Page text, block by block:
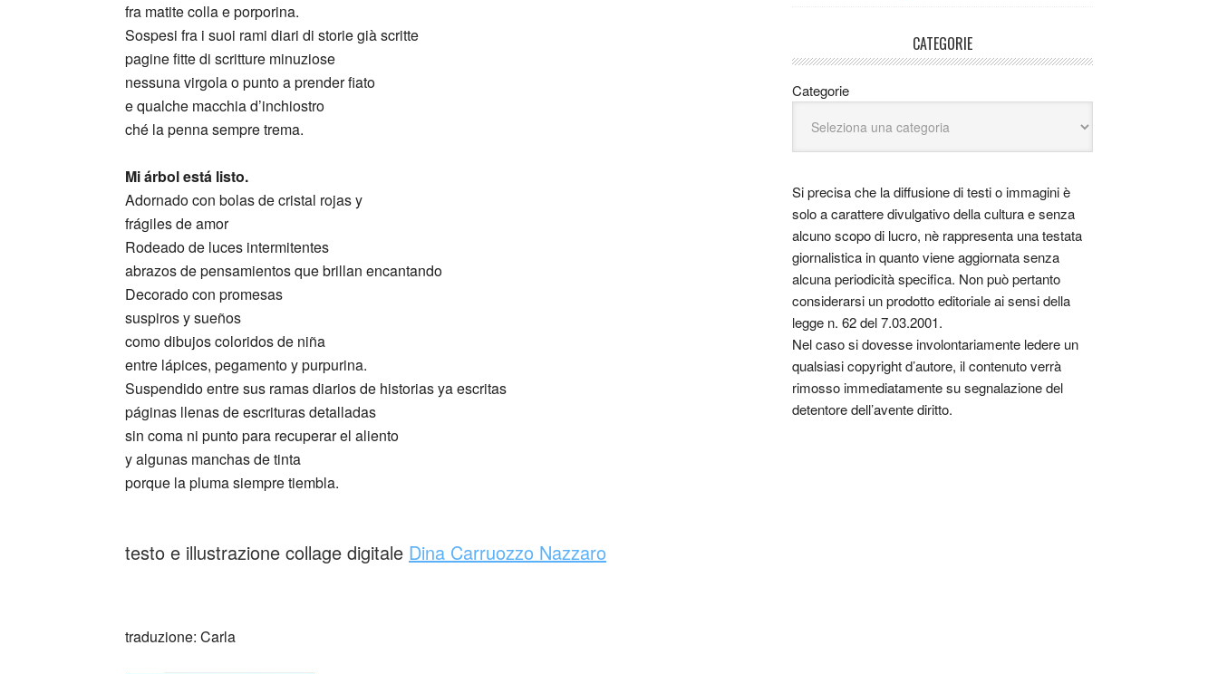
fra matite colla e porporina.
Sospesi fra i suoi rami diari di storie già scritte
pagine fitte di scritture minuziose
nessuna virgola o punto a prender fiato
e qualche macchia d’inchiostro
ché la penna sempre trema.
Mi árbol está listo.
Adornado con bolas de cristal rojas y
frágiles de amor
Rodeado de luces intermitentes
abrazos de pensamientos que brillan encantando
Decorado con promesas
suspiros y sueños
como dibujos coloridos de niña
entre lápices, pegamento y purpurina.
Suspendido entre sus ramas diarios de historias ya escritas
páginas llenas de escrituras detalladas
sin coma ni punto para recuperar el aliento
y algunas manchas de tinta
porque la pluma siempre tiembla.
testo e illustrazione collage digitale Dina Carruozzo Nazzaro
traduzione: Carla
CATEGORIE
Categorie
Si precisa che la diffusione di testi o immagini è
solo a carattere divulgativo della cultura e senza
alcuno scopo di lucro, nè rappresenta una testata
giornalistica in quanto viene aggiornata senza
alcuna periodicità specifica. Non può pertanto
considerarsi un prodotto editoriale ai sensi della
legge n. 62 del 7.03.2001.
Nel caso si dovesse involontariamente ledere un
qualsiasi copyright d’autore, il contenuto verrà
rimosso immediatamente su segnalazione del
detentore dell’avente diritto.